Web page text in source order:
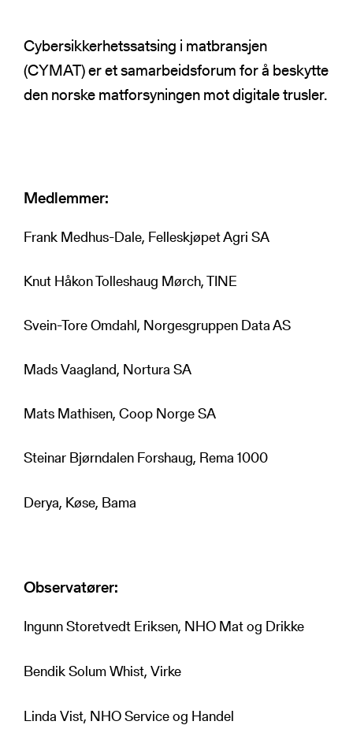
Heimdall
Basun
VTS-analyse
Informasjonsdeling
Medlemsbedrifter
Styret
Kontakt oss
NSR Digital
NSR Beredskap
Søk
Cybersikkerhetssatsing i matbransjen
(CYMAT) er et samarbeidsforum for å beskytte
den norske matforsyningen mot digitale trusler.
Medlemmer:
Frank Medhus-Dale, Felleskjøpet Agri SA
Knut Håkon Tolleshaug Mørch, TINE
Svein-Tore Omdahl, Norgesgruppen Data AS
Mads Vaagland, Nortura SA
Mats Mathisen, Coop Norge SA
Steinar Bjørndalen Forshaug, Rema 1000
Derya, Køse, Bama
Observatører:
Ingunn Storetvedt Eriksen, NHO Mat og Drikke
Bendik Solum Whist, Virke
Linda Vist, NHO Service og Handel